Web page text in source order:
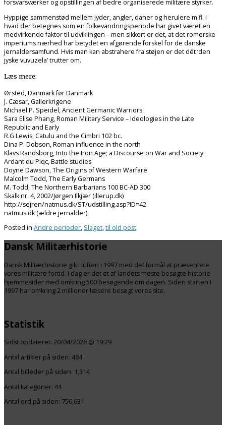
forsvarsværker og opstillingen af bedre organiserede militære styrker.
Hyppige sammenstød mellem jyder, angler, daner og herulere m.fl. i
hvad der betegnes som en folkevandringsperiode har givet været en
medvirkende faktor til udviklingen – men sikkert er det, at det romerske
imperiums nærhed har betydet en afgørende forskel for de danske
jernaldersamfund. Hvis man kan abstrahere fra støjen er det dét ‘den
jyske vuvuzela’ trutter om.
Læs mere:
Ørsted, Danmark før Danmark
J. Cæsar, Gallerkrigene
Michael P. Speidel, Ancient Germanic Warriors
Sara Elise Phang, Roman Military Service – Ideologies in the Late
Republic and Early
R.G Lewis, Catulu and the Cimbri 102 bc.
Dina P. Dobson, Roman influence in the north
Klavs Randsborg, Into the Iron Age; a Discourse on War and Society
Ardant du Piqc, Battle studies
Doyne Dawson, The Origins of Western Warfare
Malcolm Todd, The Early Germans
M. Todd, The Northern Barbarians 100 BC-AD 300
Skalk nr. 4, 2002/Jørgen Ilkjær (illerup.dk)
http://sejren/natmus.dk/ST/udstilling.asp?ID=42
natmus.dk (ældre jernalder)
Posted in Andre perioder, Slaget,til old post
Dansk Militærhistorie
Dansk Militærhistorie gik i luften i 1997 med det formål at præsentere
vores militære fortid. I dag er det et af landets meste besøgte historie
hjemmesider med omkring 500 besøgende om dagen. Siden starten i
1997 har omkring 2 millioner læsere besøgt vores site.
Statistik
Sidst opdateret: 20/04/2026 @ 19:29
Antal artikler på siden: 484
Antal billeder på siden: 1,314
Antal kategorier: 44
Antal ord på siden: 756,631